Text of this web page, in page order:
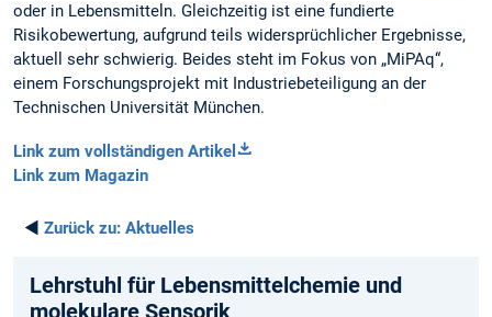
oder in Lebensmitteln. Gleichzeitig ist eine fundierte
Risikobewertung, aufgrund teils widersprüchlicher Ergebnisse,
aktuell sehr schwierig. Beides steht im Fokus von „MiPAq“,
einem Forschungsprojekt mit Industriebeteiligung an der
Technischen Universität München.
Link zum vollständigen Artikel
Link zum Magazin
◄ Zurück zu: Aktuelles
Lehrstuhl für Lebensmittelchemie und
molekulare Sensorik